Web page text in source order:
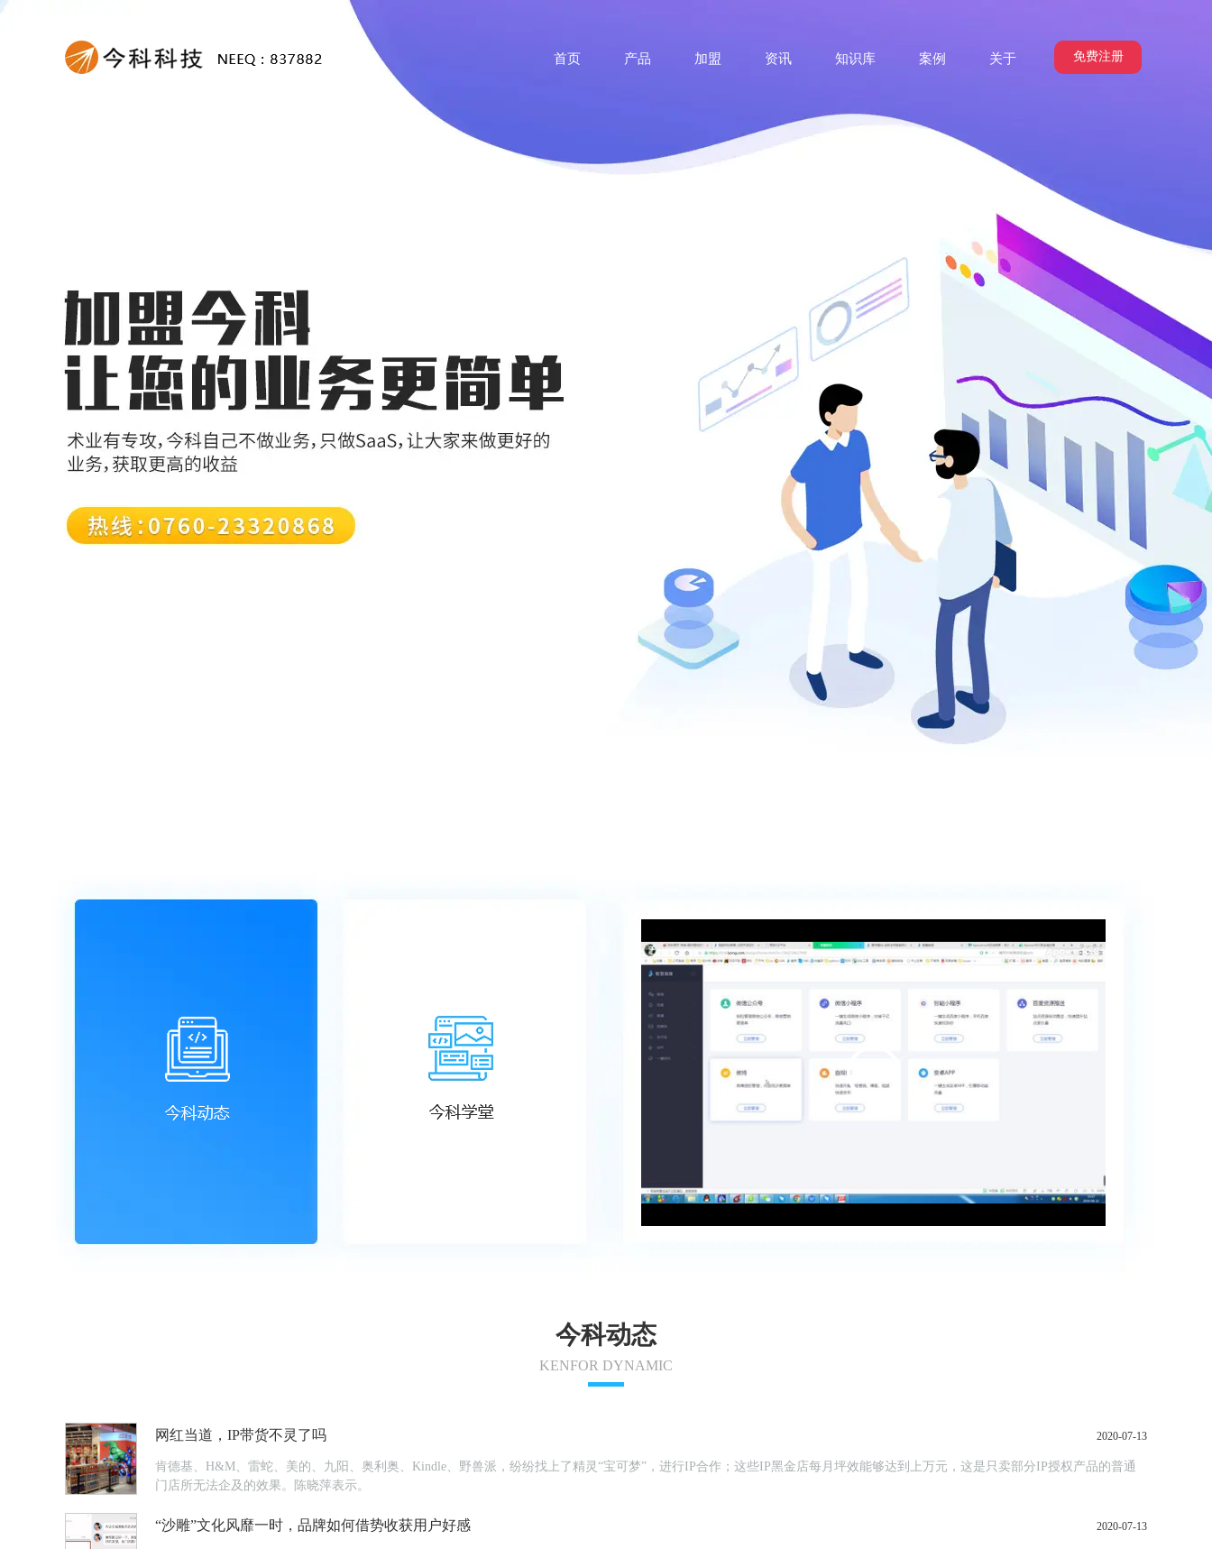
免费注册
首页 产品 加盟 资讯 知识库 案例 关于
今科动态
KENFOR DYNAMIC
网红当道，IP带货不灵了吗 2020-07-13
肯德基、H&M、雷蛇、美的、九阳、奥利奥、Kindle、野兽派，纷纷找上了精灵“宝可梦”，进行IP合作；这些IP黑金店每月坪效能够达到上万元，这是只卖部分IP授权产品的普通
门店所无法企及的效果。陈晓萍表示。
“沙雕”文化风靡一时，品牌如何借势收获用户好感 2020-07-13